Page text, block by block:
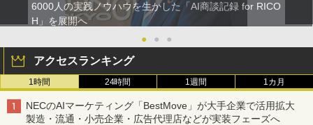
6000人の実践ノウハウを生かした「AI商談記録 for RICO
H」を展開へ
●
● ●
アクセスランキング
1時間 24時間 1週間 1カ月
NECのAIマーケティング「BestMove」が大手企業で活用拡大
製造・流通・小売企業・広告代理店などが実装フェーズへ